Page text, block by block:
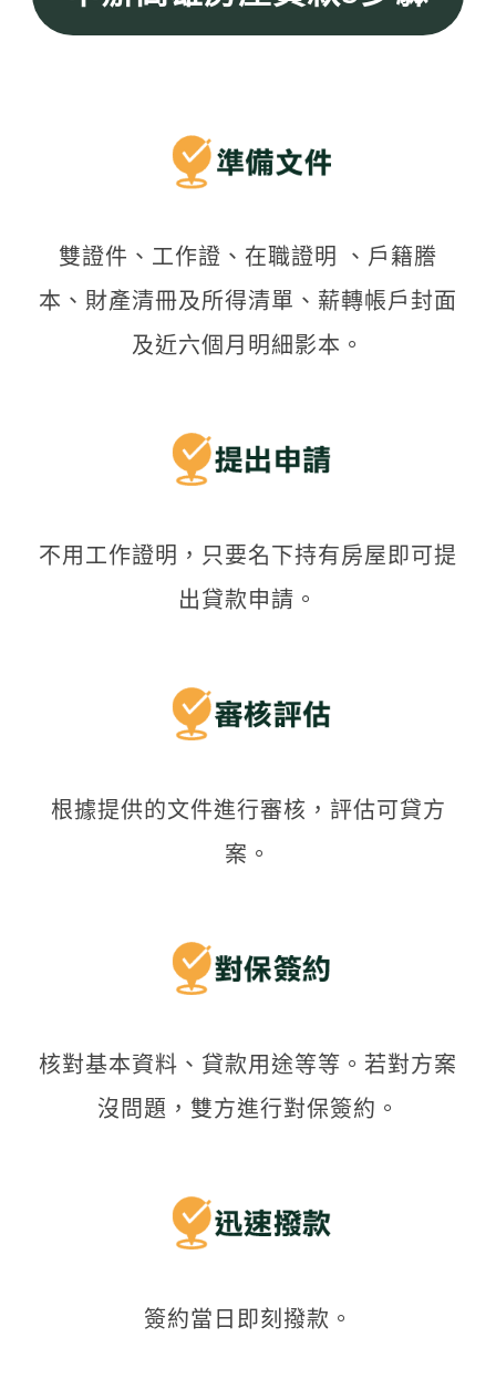
雙證件、工作證、在職證明 、戶籍謄
本、財產清冊及所得清單、薪轉帳戶封面
及近六個月明細影本。
不用工作證明，只要名下持有房屋即可提
出貸款申請。
根據提供的文件進行審核，評估可貸方
案。
核對基本資料、貸款用途等等。若對方案
沒問題，雙方進行對保簽約。
簽約當日即刻撥款。